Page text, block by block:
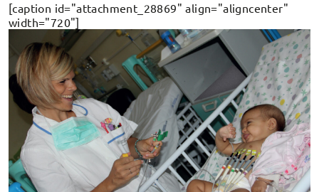
[caption id="attachment_28869" align="aligncenter"
width="720"]